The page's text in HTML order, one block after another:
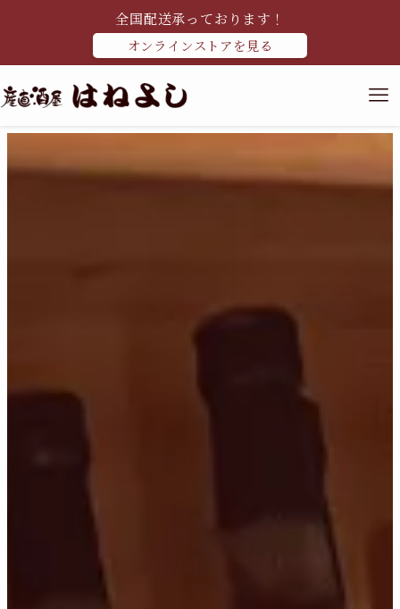
全国配送承っております！
オンラインストアを見る